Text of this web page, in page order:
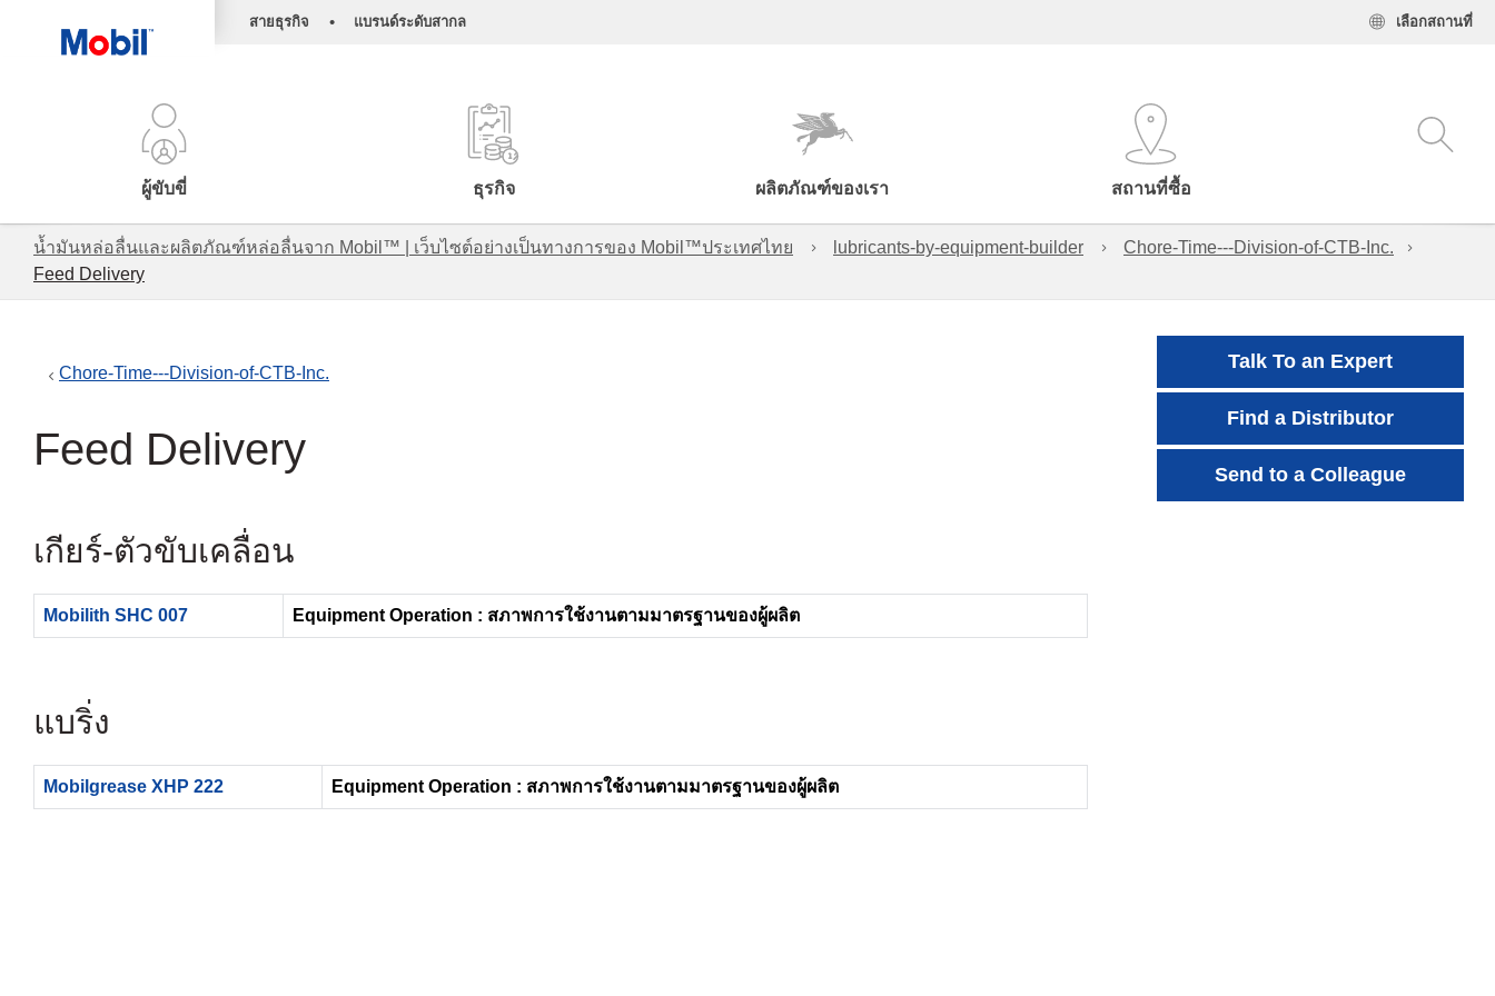
สายธุรกิจ • แบรนด์ระดับสากล เลือกสถานที่
ผู้ขับขี่ ธุรกิจ ผลิตภัณฑ์ของเรา สถานที่ซื้อ
น้ำมันหล่อลื่นและผลิตภัณฑ์หล่อลื่นจาก Mobil™ | เว็บไซต์อย่างเป็นทางการของ Mobil™ประเทศไทย lubricants-by-equipment-builder
Chore-Time---Division-of-CTB-Inc.
Feed Delivery
Chore-Time---Division-of-CTB-Inc.
Feed Delivery
เกียร์-ตัวขับเคลื่อน
Mobilith SHC 007 Equipment Operation : สภาพการใช้งานตามมาตรฐานของผู้ผลิต
แบริ่ง
Mobilgrease XHP 222 Equipment Operation : สภาพการใช้งานตามมาตรฐานของผู้ผลิต
Talk To an Expert
Find a Distributor
Send to a Colleague